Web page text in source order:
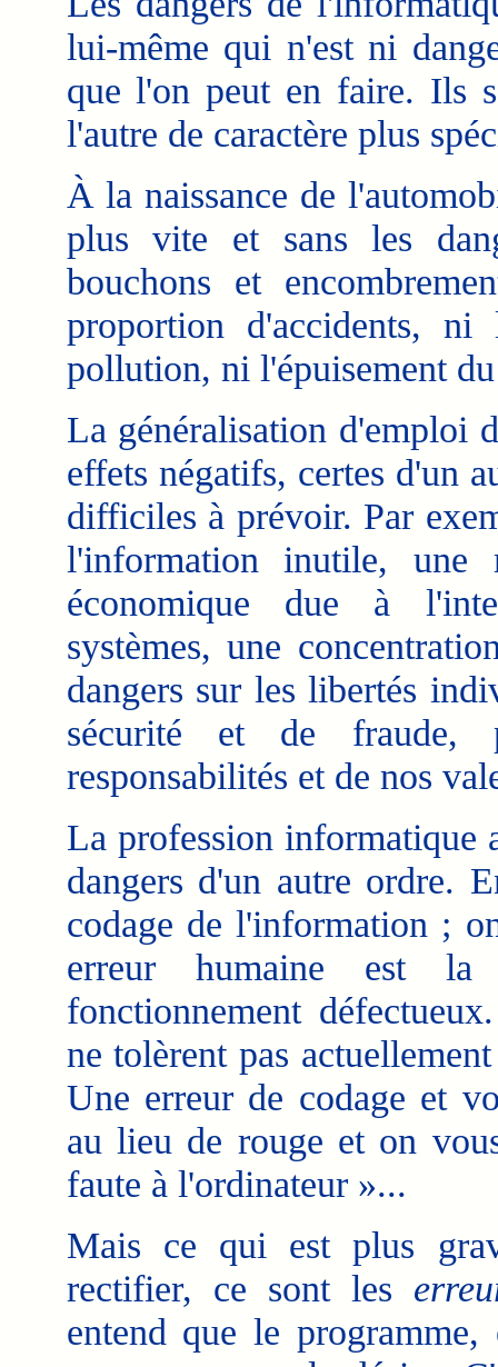
lui-même qui n'est ni
que l'on peut en faire. Ils
l'autre de caractère plus
À la naissance de
plus vite et sans les
bouchons et
proportion d'accidents, ni
pollution, ni l'épuisement
La généralisation d'emploi
effets négatifs, certes d'un
difficiles à prévoir. Par
l'information inutile, une
économique due à
systèmes, une
dangers sur les libertés
sécurité et de fraude,
responsabilités et de nos
La profession informatique
dangers d'un autre ordre.
codage de l'information ;
erreur humaine est
fonctionnement
ne tolèrent pas
Une erreur de codage et
au lieu de rouge et on
faute à l'ordinateur »...
Mais ce qui est plus
rectifier, ce sont les
entend que le